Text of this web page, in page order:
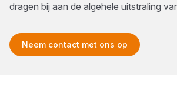
dragen bij aan de algehele uitstraling
Neem contact met ons op